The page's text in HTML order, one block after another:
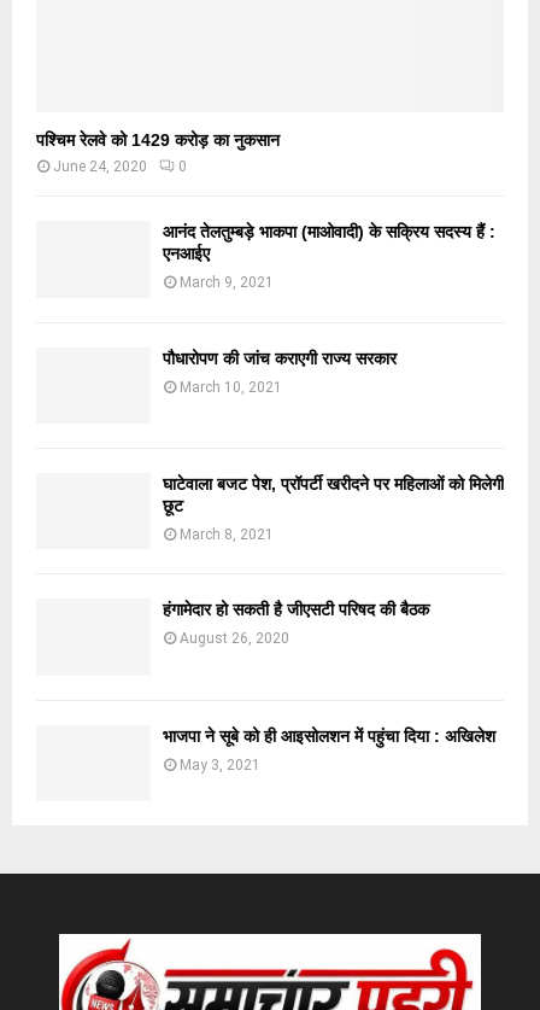
पश्चिम रेलवे को 1429 करोड़ का नुकसान
June 24, 2020 0
आनंद तेलतुम्बड़े भाकपा (माओवादी) के सक्रिय सदस्य हैं :
एनआईए
March 9, 2021
पौधारोपण की जांच कराएगी राज्य सरकार
March 10, 2021
घाटेवाला बजट पेश, प्रॉपर्टी खरीदने पर महिलाओं को मिलेगी
छूट
March 8, 2021
हंगामेदार हो सकती है जीएसटी परिषद की बैठक
August 26, 2020
भाजपा ने सूबे को ही आइसोलशन में पहुंचा दिया : अखिलेश
May 3, 2021